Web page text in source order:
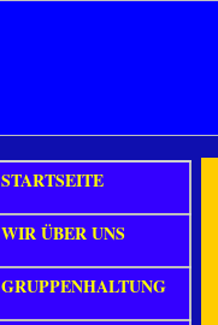
STARTSEITE
WIR ÜBER UNS
GRUPPENHALTUNG